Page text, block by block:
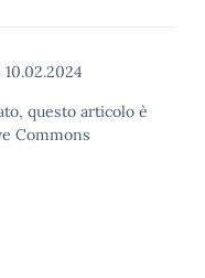
10.02.2024
questo articolo è
Commons